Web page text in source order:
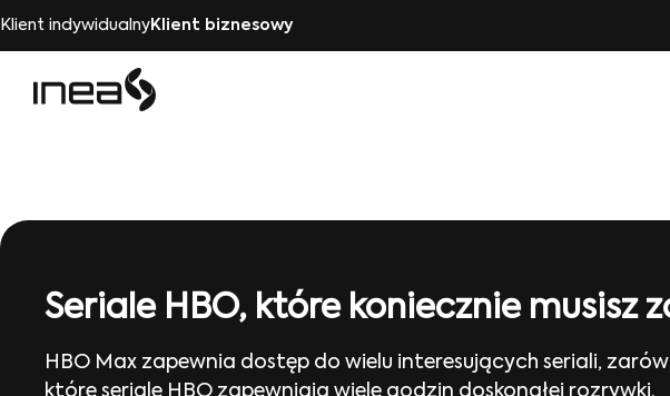
Klient indywidualnyKlient biznesowy
Seriale HBO, które koniecznie musisz
HBO Max zapewnia dostęp do wielu interesujących seriali,
które seriale HBO zapewniają wiele godzin doskonałej rozrywki.